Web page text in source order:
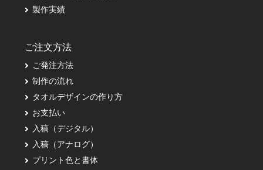
製作実績
ご注文方法
ご発注方法
制作の流れ
タオルデザインの作り方
お支払い
入稿（デジタル）
入稿（アナログ）
プリント色と書体